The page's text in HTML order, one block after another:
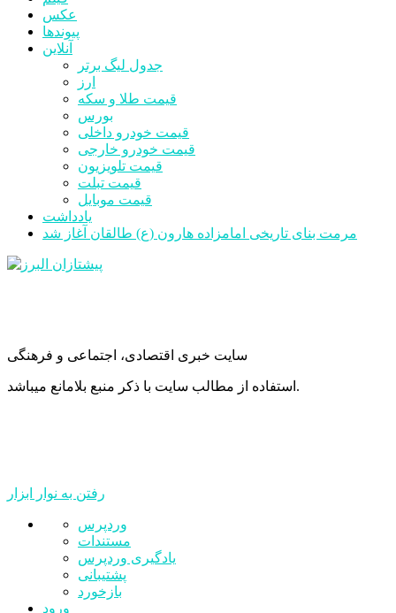
عکس
پیوندها
آنلاین
جدول لیگ برتر
ارز
قیمت طلا و سکه
بورس
قیمت خودرو داخلی
قیمت خودرو خارجی
قیمت تلویزیون
قیمت تبلت
قیمت موبایل
یادداشت
مرمت بنای تاریخی امامزاده هارون (ع) طالقان آغاز شد
سایت خبری اقتصادی، اجتماعی و فرهنگی
استفاده از مطالب سایت با ذکر منبع بلامانع میباشد.
رفتن به نوار ابزار
درباره
وردپرس
وردپرس
مستندات
یادگیری وردپرس
پشتیبانی
بازخورد
ورود